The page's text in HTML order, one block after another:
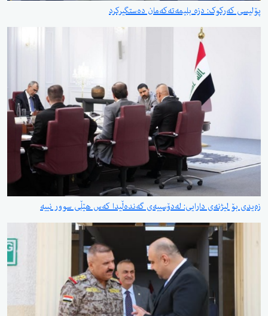
پۆلیسی کەرکوک: دزە بلیمەتەکەمان دەستگیرکرد
زەیدی بۆ لیژنەی دارایی: لەدۆسییەی گەندەڵیدا کەس هێڵی سوور نییە